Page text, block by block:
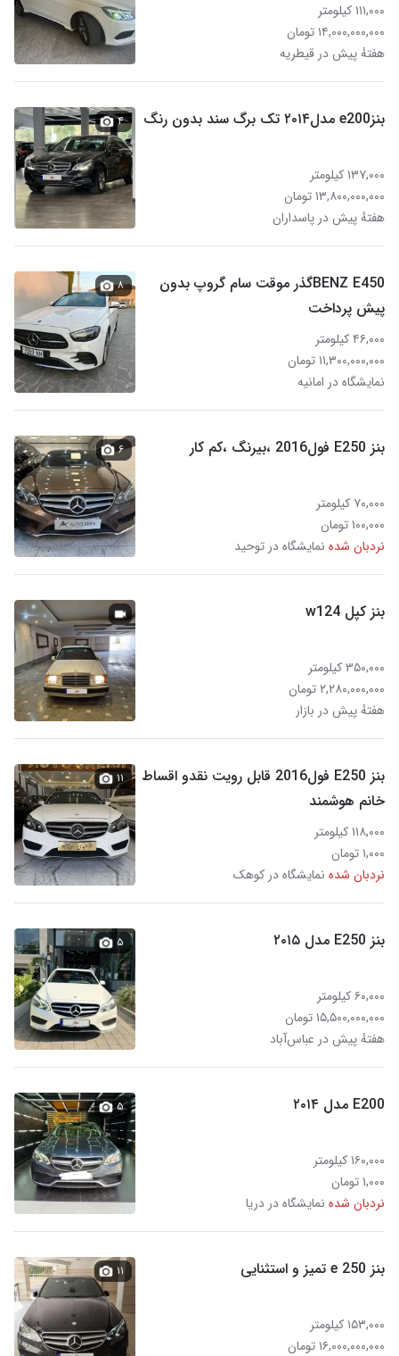
۱۱۱,۰۰۰ کیلومتر
۱۴,۰۰۰,۰۰۰,۰۰۰ تومان
هفتهٔ پیش در قیطریه
بنزe200 مدل۲۰۱۴ تک برگ سند بدون رنگ
۱۳۷,۰۰۰ کیلومتر
۱۳,۸۰۰,۰۰۰,۰۰۰ تومان
هفتهٔ پیش در پاسداران
۴
BENZ E450گذر موقت سام گروپ بدون
پیش پرداخت
۴۶,۰۰۰ کیلومتر
۱۱,۳۰۰,۰۰۰,۰۰۰ تومان
نمایشگاه در امانیه
۸
بنز E250 فول2016 ،بیرنگ ،کم کار
۷۰,۰۰۰ کیلومتر
۱۰۰,۰۰۰ تومان
نردبان شده نمایشگاه در توحید
۶
بنز کپل w124
۳۵۰,۰۰۰ کیلومتر
۲,۲۸۰,۰۰۰,۰۰۰ تومان
هفتهٔ پیش در بازار
بنز E250 فول2016 قابل رویت نقدو اقساط
خانم هوشمند
۱۱۸,۰۰۰ کیلومتر
۱,۰۰۰ تومان
نردبان شده نمایشگاه در کوهک
۱۱
بنز E250 مدل ۲۰۱۵
۶۰,۰۰۰ کیلومتر
۱۵,۵۰۰,۰۰۰,۰۰۰ تومان
هفتهٔ پیش در عباس‌آباد
۵
E200 مدل ۲۰۱۴
۱۶۰,۰۰۰ کیلومتر
۱,۰۰۰ تومان
نردبان شده نمایشگاه در دریا
۵
بنز e 250 تمیز و استثنایی
۱۵۳,۰۰۰ کیلومتر
۱۶,۰۰۰,۰۰۰,۰۰۰ تومان
۱۱